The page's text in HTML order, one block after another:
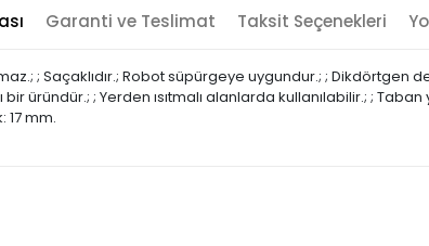
Garanti ve Teslimat Taksit Seçenekleri
; Saçaklıdır.; Robot süpürgeye uygundur.; ; Dikdörtgen
üründür.; ; Yerden ısıtmalı alanlarda kullanılabilir.; ; Taban
17 mm.